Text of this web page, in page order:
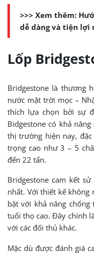
>>> Xem thêm:
dễ dàng và tiện lợi
Lốp
Bridgestone là thương
nước mặt trời mọc –
thích lựa chọn bởi sự
Bidgestone có khả
thị trường hiện nay,
trọng cao như 3 – 5
đến 22 tấn.
Bridgestone cam kết
nhất. Với thiết kế không
bật với khả năng
tuổi thọ cao. Đây chính
với các đối thủ khác.
Mặc dù được đánh giá